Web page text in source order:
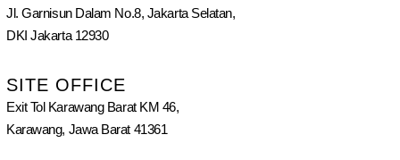
Jl. Garnisun Dalam No.8, Jakarta Selatan,
DKI Jakarta 12930
SITE OFFICE
Exit Tol Karawang Barat KM 46,
Karawang, Jawa Barat 41361